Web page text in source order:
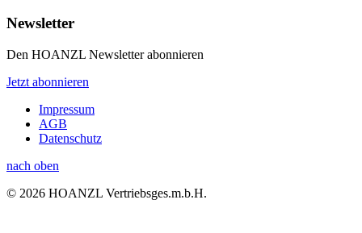
Newsletter
Den HOANZL Newsletter abonnieren
Jetzt abonnieren
Impressum
AGB
Datenschutz
nach oben
© 2026 HOANZL Vertriebsges.m.b.H.